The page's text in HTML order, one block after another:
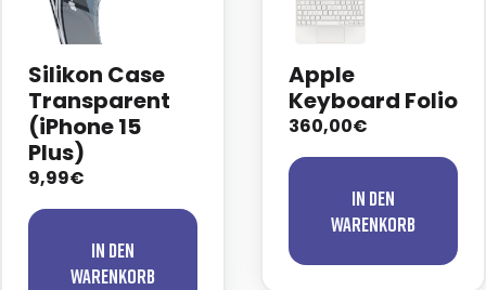
Silikon Case
Transparent
(iPhone 15
Plus)
9,99€
In den
Warenkorb
Apple
Keyboard Folio
360,00€
In den
Warenkorb